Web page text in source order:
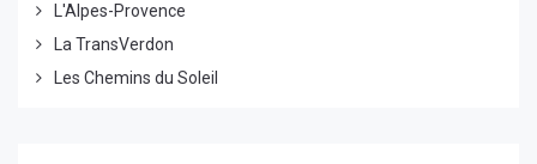
L'Alpes-Provence
La TransVerdon
Les Chemins du Soleil